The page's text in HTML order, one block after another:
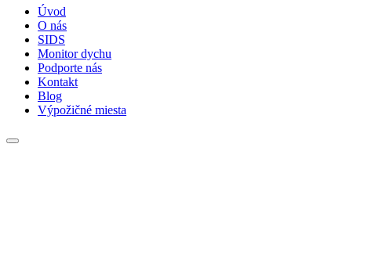
Úvod
O nás
SIDS
Monitor dychu
Podporte nás
Kontakt
Blog
Výpožičné miesta